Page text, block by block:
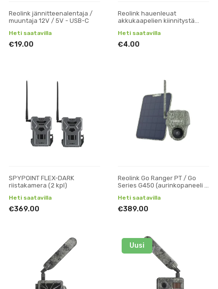
Reolink jännitteenalentaja /
muuntaja 12V / 5V - USB-C
Heti saatavilla
€19.00
Reolink hauenleuat
akkukaapelien kiinnitystä
Heti saatavilla
€4.00
SPYPOINT FLEX-DARK
riistakamera (2 kpl)
Heti saatavilla
€369.00
Reolink Go Ranger PT / Go
Series G450 (aurinkopaneeli +
Heti saatavilla
€389.00
Uusi